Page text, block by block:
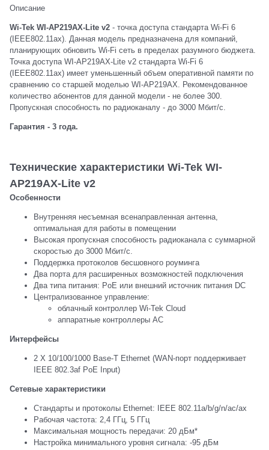
Описание
Wi-Tek WI-AP219AX-Lite v2 - точка доступа стандарта Wi-Fi 6
(IEEE802.11ax). Данная модель предназначена для компаний,
планирующих обновить Wi-Fi сеть в пределах разумного бюджета.
Точка доступа WI-AP219AX-Lite v2 стандарта Wi-Fi 6
(IEEE802.11ax) имеет уменьшенный объем оперативной памяти по
сравнению со старшей моделью WI-AP219AX. Рекомендованное
количество абонентов для данной модели - не более 300.
Пропускная способность по радиоканалу - до 3000 Мбит/с.
Гарантия - 3 года.
Технические характеристики Wi-Tek WI-
AP219AX-Lite v2
Особенности
Внутренняя несъемная всенаправленная антенна,
оптимальная для работы в помещении
Высокая пропускная способность радиоканала с суммарной
скоростью до 3000 Мбит/с.
Поддержка протоколов бесшовного роуминга
Два порта для расширенных возможностей подключения
Два типа питания: PoE или внешний источник питания DC
Централизованное управление:
облачный контроллер Wi-Tek Cloud
аппаратные контроллеры AC
Интерфейсы
2 Х 10/100/1000 Base-T Ethernet (WAN-порт поддерживает
IEEE 802.3af PoE Input)
Сетевые характеристики
Стандарты и протоколы Ethernet: IEEE 802.11a/b/g/n/ac/ax
Рабочая частота: 2,4 ГГц, 5 ГГц
Максимальная мощность передачи: 20 дБм*
Настройка минимального уровня сигнала: -95 дБм